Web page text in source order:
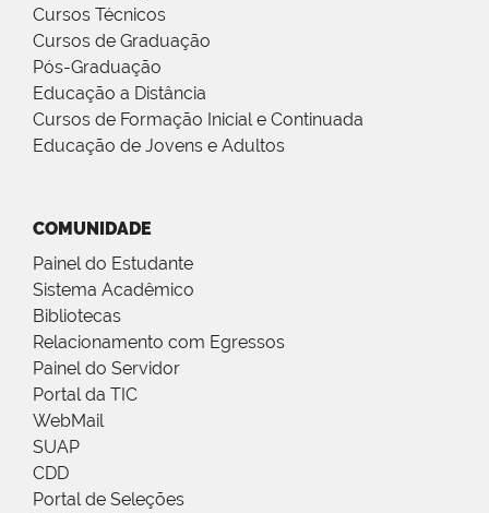
Cursos Técnicos
Cursos de Graduação
Pós-Graduação
Educação a Distância
Cursos de Formação Inicial e Continuada
Educação de Jovens e Adultos
COMUNIDADE
Painel do Estudante
Sistema Acadêmico
Bibliotecas
Relacionamento com Egressos
Painel do Servidor
Portal da TIC
WebMail
SUAP
CDD
Portal de Seleções